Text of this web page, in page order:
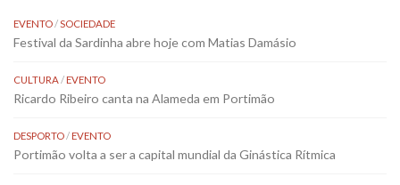
EVENTO/SOCIEDADE
Festival da Sardinha abre hoje com Matias Damásio
CULTURA/EVENTO
Ricardo Ribeiro canta na Alameda em Portimão
DESPORTO/EVENTO
Portimão volta a ser a capital mundial da Ginástica Rítmica